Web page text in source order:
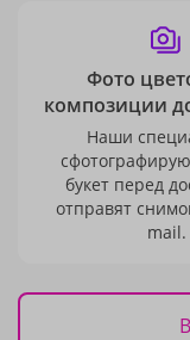
Фото
композиции
Наши
букет перед
отправят
mail.